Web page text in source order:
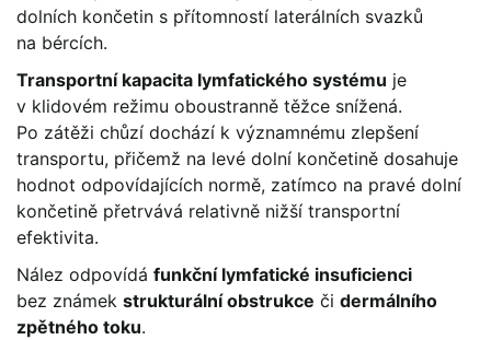
dolních končetin s přítomností laterálních svazků
na bércích.
Transportní kapacita lymfatického systému je
v klidovém režimu oboustranně těžce snížená.
Po zátěži chůzí dochází k významnému zlepšení
transportu, přičemž na levé dolní končetině dosahuje
hodnot odpovídajících normě, zatímco na pravé dolní
končetině přetrvává relativně nižší transportní
efektivita.
Nález odpovídá funkční lymfatické insuficienci
bez známek strukturální obstrukce či dermálního
zpětného toku.